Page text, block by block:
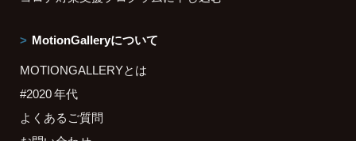
MotionGalleryについて
MOTIONGALLERYとは
#2020 年代
よくあるご質問